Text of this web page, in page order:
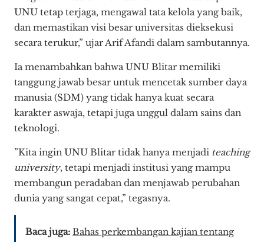
UNU tetap terjaga, mengawal tata kelola yang baik,
dan memastikan visi besar universitas dieksekusi
secara terukur,” ujar Arif Afandi dalam sambutannya.
​Ia menambahkan bahwa UNU Blitar memiliki
tanggung jawab besar untuk mencetak sumber daya
manusia (SDM) yang tidak hanya kuat secara
karakter aswaja, tetapi juga unggul dalam sains dan
teknologi.
​”Kita ingin UNU Blitar tidak hanya menjadi teaching
university, tetapi menjadi institusi yang mampu
membangun peradaban dan menjawab perubahan
dunia yang sangat cepat,” tegasnya.
Baca juga: Bahas perkembangan kajian tentang